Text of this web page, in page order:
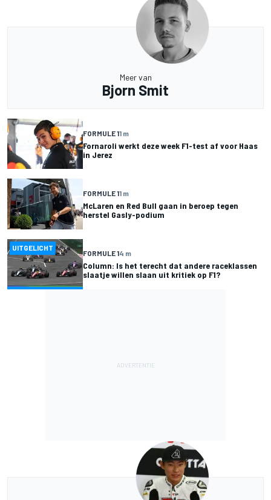
Meer van
Bjorn Smit
FORMULE 11 m
Fornaroli werkt deze week F1-test af voor Haas
in Jerez
FORMULE 11 m
McLaren en Red Bull gaan in beroep tegen
herstel Gasly-podium
UITGELICHT
FORMULE 14 m
Column: Is het terecht dat andere raceklassen
slaatje willen slaan uit kritiek op F1?